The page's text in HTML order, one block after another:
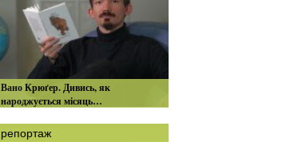
Вано Крюґер. Дивись, як
народжується місяць…
репортаж